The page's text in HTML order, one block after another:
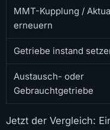
MMT-Kupplung /
erneuern
Getriebe instand
Austausch- oder
Gebrauchtgetriebe
Jetzt der Vergleich: